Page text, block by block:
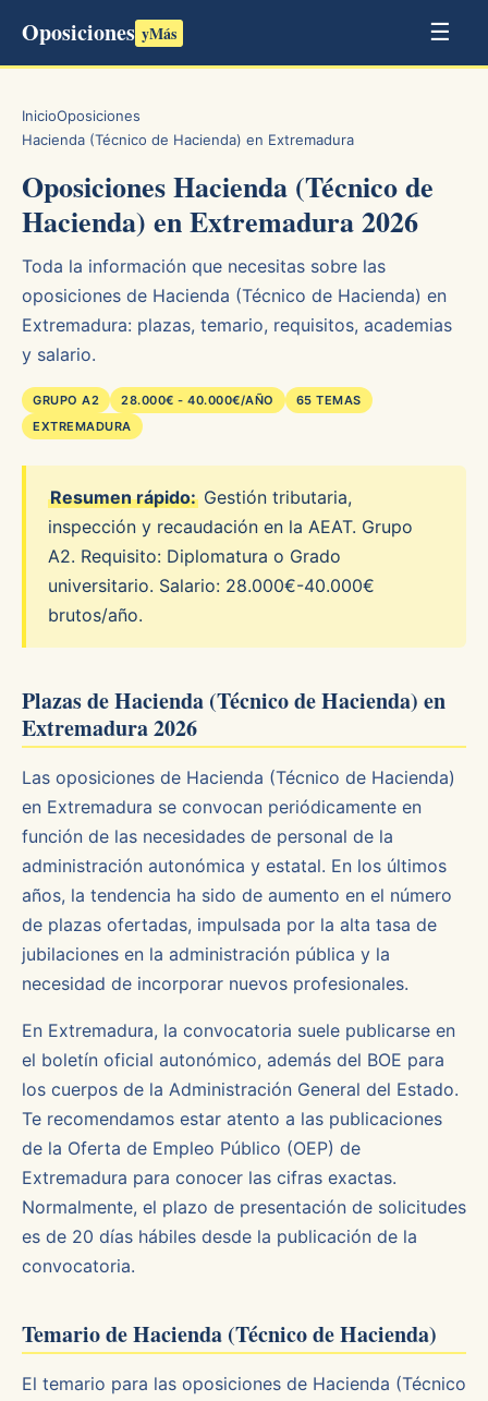
Oposiciones yMás ☰
InicioOposiciones
Hacienda (Técnico de Hacienda) en Extremadura
Oposiciones Hacienda (Técnico de
Hacienda) en Extremadura 2026
Toda la información que necesitas sobre las
oposiciones de Hacienda (Técnico de Hacienda) en
Extremadura: plazas, temario, requisitos, academias
y salario.
GRUPO A2 28.000€ - 40.000€/AÑO
65 TEMAS
EXTREMADURA
Resumen rápido: Gestión tributaria,
inspección y recaudación en la AEAT. Grupo
A2. Requisito: Diplomatura o Grado
universitario. Salario: 28.000€-40.000€
brutos/año.
Plazas de Hacienda (Técnico de Hacienda) en
Extremadura 2026
Las oposiciones de Hacienda (Técnico de Hacienda)
en Extremadura se convocan periódicamente en
función de las necesidades de personal de la
administración autonómica y estatal. En los últimos
años, la tendencia ha sido de aumento en el número
de plazas ofertadas, impulsada por la alta tasa de
jubilaciones en la administración pública y la
necesidad de incorporar nuevos profesionales.
En Extremadura, la convocatoria suele publicarse en
el boletín oficial autonómico, además del BOE para
los cuerpos de la Administración General del Estado.
Te recomendamos estar atento a las publicaciones
de la Oferta de Empleo Público (OEP) de
Extremadura para conocer las cifras exactas.
Normalmente, el plazo de presentación de solicitudes
es de 20 días hábiles desde la publicación de la
convocatoria.
Temario de Hacienda (Técnico de Hacienda)
El temario para las oposiciones de Hacienda (Técnico